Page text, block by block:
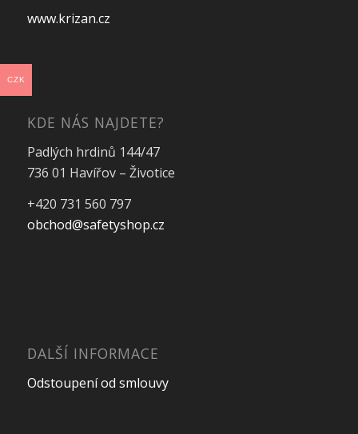
www.krizan.cz
KDE NÁS NAJDETE?
Padlých hrdinů 144/47
736 01 Havířov – Životice
+420 731 560 797
obchod@safetyshop.cz
DALŠÍ INFORMACE
Odstoupení od smlouvy
CZK